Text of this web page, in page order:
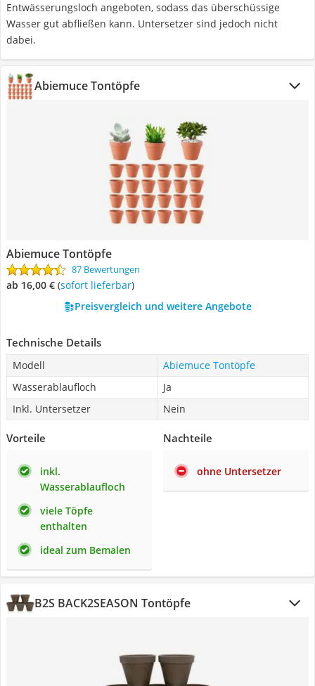
Entwässerungsloch angeboten, sodass das überschüssige
Wasser gut abfließen kann. Untersetzer sind jedoch nicht
dabei.
Abiemuce Tontöpfe
Abiemuce Tontöpfe
87 Bewertungen
ab 16,00 € ( Sofort lieferbar)
Preisvergleich und weitere Angebote
Technische Details
Modell
Abiemuce Tontöpfe
Wasserablaufloch
Ja
Inkl. Untersetzer
Nein
Vorteile
inkl.
Wasserablaufloch
viele Töpfe
enthalten
ideal zum Bemalen
Nachteile
ohne Untersetzer
B2S BACK2SEASON Tontöpfe